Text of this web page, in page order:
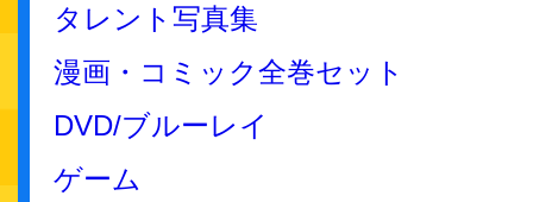
タレント写真集
漫画・コミック全巻セット
DVD/ブルーレイ
ゲーム